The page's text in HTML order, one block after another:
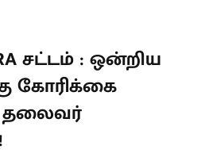
சட்டம் : ஒன்றிய
கோரிக்கை